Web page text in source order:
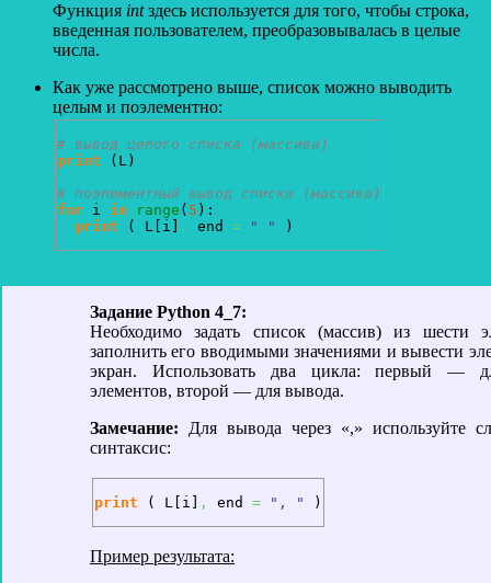
Функция intздесь используется для того, чтобы строка,
введенная пользователем, преобразовывалась в целые
числа.
Как уже рассмотрено выше, список можно выводить
целым и поэлементно:
# вывод целого списка (массива)
print
( L )
# поэлементный вывод списка (массива)
for i in range ( 5 ) :
print
( L i , end = " " )
Задание Python 4_7:
Необходимо задать список (массив) из шести
заполнить его вводимыми значениями и вывести
экран. Использовать два цикла: первый —
элементов, второй — для вывода.
Замечание: Для вывода через «,» используйте
синтаксис:
print ( L i , end = ", " )
Пример результата: